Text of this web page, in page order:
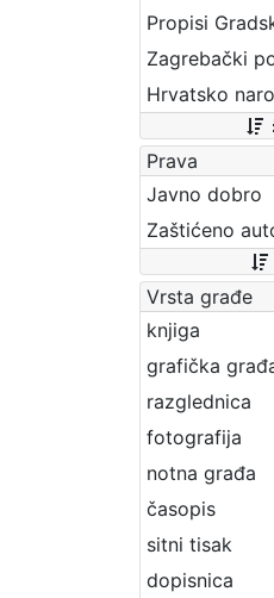
Zagrebački
Hrvatsko
Prava
Javno dobro
Zaštićeno
Vrsta građe
knjiga
grafička
razglednica
fotografija
notna građa
časopis
sitni tisak
dopisnica